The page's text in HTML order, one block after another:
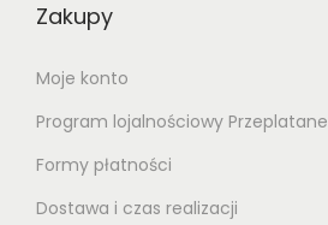
Zakupy
Moje konto
Program lojalnościowy Przeplatane
Formy płatności
Dostawa i czas realizacji